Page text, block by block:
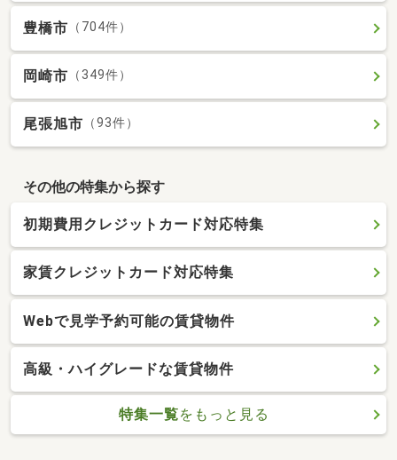
豊橋市 （704件）
岡崎市 （349件）
尾張旭市 （93件）
その他の特集から探す
初期費用クレジットカード対応特集
家賃クレジットカード対応特集
Webで見学予約可能の賃貸物件
高級・ハイグレードな賃貸物件
特集一覧をもっと見る